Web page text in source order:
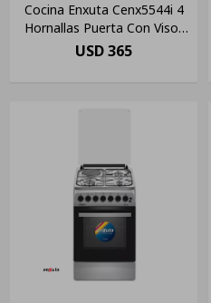
Cocina Enxuta Cenx5544i 4
Hornallas Puerta Con Visor
Color Inoxidable
USD365